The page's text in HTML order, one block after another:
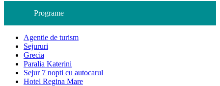
Programe
Agentie de turism
Sejururi
Grecia
Paralia Katerini
Sejur 7 nopti cu autocarul
Hotel Regina Mare